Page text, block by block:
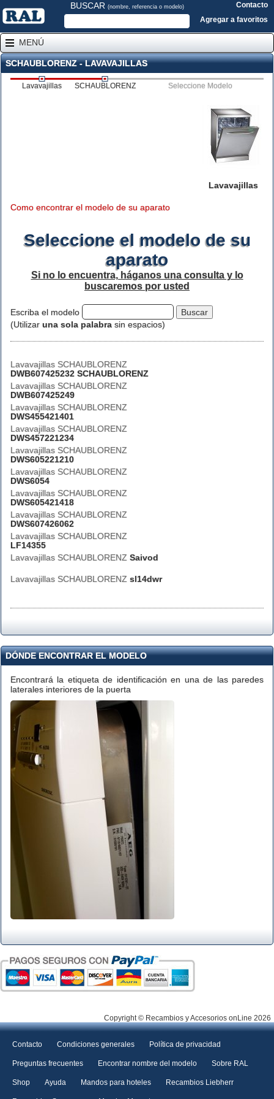
BUSCAR (nombre, referencia o modelo)
Contacto
Agregar a favoritos
MENÚ
SCHAUBLORENZ - LAVAVAJILLAS
Lavavajillas SCHAUBLORENZ Seleccione Modelo
Lavavajillas
Como encontrar el modelo de su aparato
Seleccione el modelo de su
aparato
Si no lo encuentra, háganos una consulta y lo
buscaremos por usted
Escriba el modelo
(Utilizar una sola palabra sin espacios)
Lavavajillas SCHAUBLORENZ
DWB607425232 SCHAUBLORENZ
Lavavajillas SCHAUBLORENZ
DWB607425249
Lavavajillas SCHAUBLORENZ
DWS455421401
Lavavajillas SCHAUBLORENZ
DWS457221234
Lavavajillas SCHAUBLORENZ
DWS605221210
Lavavajillas SCHAUBLORENZ
DWS6054
Lavavajillas SCHAUBLORENZ
DWS605421418
Lavavajillas SCHAUBLORENZ
DWS607426062
Lavavajillas SCHAUBLORENZ
LF14355
Lavavajillas SCHAUBLORENZ Saivod
Lavavajillas SCHAUBLORENZ sl14dwr
DÓNDE ENCONTRAR EL MODELO
Encontrará la etiqueta de identificación en una de las paredes
laterales interiores de la puerta
Copyright © Recambios y Accesorios onLine 2026
Contacto Condiciones generales Política de privacidad
Preguntas frecuentes Encontrar nombre del modelo Sobre RAL
Shop Ayuda Mandos para hoteles Recambios Liebherr